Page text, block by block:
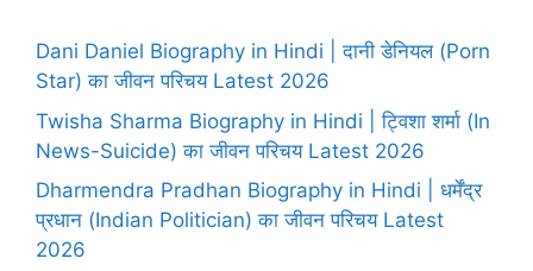
Dani Daniel Biography in Hindi | दानी डेनियल (Porn
Star) का जीवन परिचय Latest 2026
Twisha Sharma Biography in Hindi | ट्विशा शर्मा (In
News-Suicide) का जीवन परिचय Latest 2026
Dharmendra Pradhan Biography in Hindi | धर्मेंद्र
प्रधान (Indian Politician) का जीवन परिचय Latest
2026